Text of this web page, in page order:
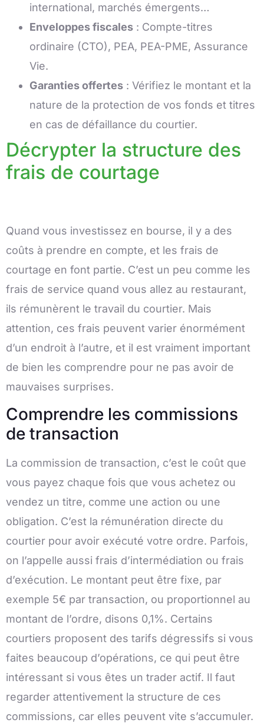
international, marchés émergents…
Enveloppes fiscales : Compte-titres
ordinaire (CTO), PEA, PEA-PME, Assurance
Vie.
Garanties offertes : Vérifiez le montant et la
nature de la protection de vos fonds et titres
en cas de défaillance du courtier.
Décrypter la structure des
frais de courtage
Quand vous investissez en bourse, il y a des
coûts à prendre en compte, et les frais de
courtage en font partie. C’est un peu comme les
frais de service quand vous allez au restaurant,
ils rémunèrent le travail du courtier. Mais
attention, ces frais peuvent varier énormément
d’un endroit à l’autre, et il est vraiment important
de bien les comprendre pour ne pas avoir de
mauvaises surprises.
Comprendre les commissions
de transaction
La commission de transaction, c’est le coût que
vous payez chaque fois que vous achetez ou
vendez un titre, comme une action ou une
obligation. C’est la rémunération directe du
courtier pour avoir exécuté votre ordre. Parfois,
on l’appelle aussi frais d’intermédiation ou frais
d’exécution. Le montant peut être fixe, par
exemple 5€ par transaction, ou proportionnel au
montant de l’ordre, disons 0,1%. Certains
courtiers proposent des tarifs dégressifs si vous
faites beaucoup d’opérations, ce qui peut être
intéressant si vous êtes un trader actif. Il faut
regarder attentivement la structure de ces
commissions, car elles peuvent vite s’accumuler.